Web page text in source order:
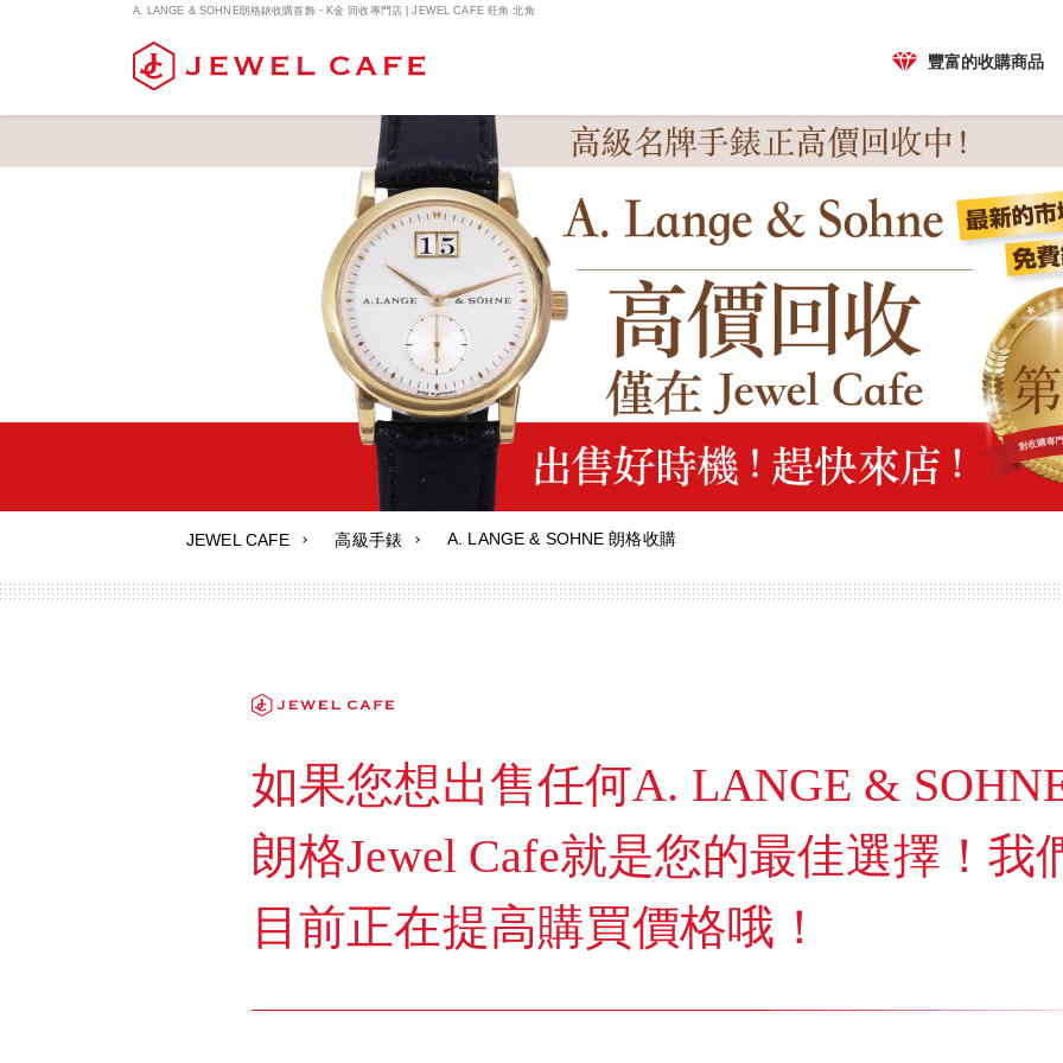
A. LANGE & SOHNE朗格錶收購首飾・K金 回收專門店 | JEWEL CAFE 旺角 北角
豐富的收購商品
JEWEL CAFE 高級手錶 A. LANGE & SOHNE 朗格收購
如果您想出售任何A. LANGE &
朗格Jewel Cafe就是您的最佳選擇！我
目前正在提高購買價格哦！